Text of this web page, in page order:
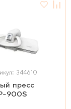
344610
пресс
900S